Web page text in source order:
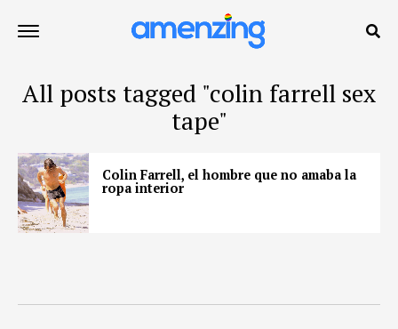
All posts tagged "colin farrell sex
tape"
Colin Farrell, el hombre que no amaba la
ropa interior